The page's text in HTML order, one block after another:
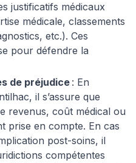
justificatifs médicaux
médicale, classements
etc.). Ces
pour défendre la
de préjudice : En
il s’assure que
revenus, coût médical ou
prise en compte. En cas
post-soins, il
compétentes